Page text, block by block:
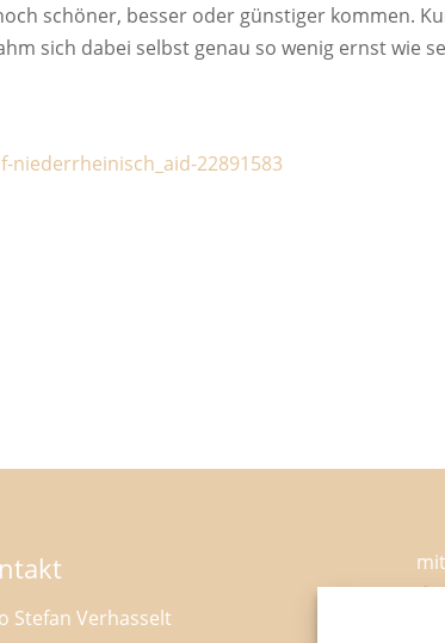
schöner, besser oder günstiger kommen.
sich dabei selbst genau so wenig ernst wie
22891583
Stefan Verhasselt